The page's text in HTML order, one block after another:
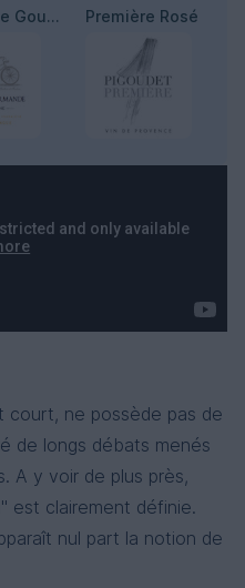
court, ne possède pas de
de longs débats menés
A y voir de plus près,
est clairement définie.
nul part la notion de
Echappée Gourmande - Rosé Première Rosé